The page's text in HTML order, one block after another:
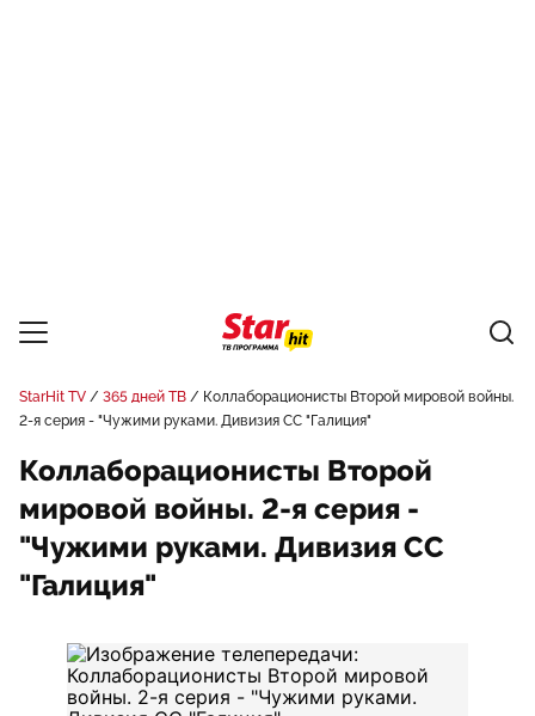
StarHit TV 365 дней ТВ
Коллаборационисты Второй мировой войны.
2-я серия - "Чужими руками. Дивизия СС "Галиция"
Коллаборационисты Второй
мировой войны. 2-я серия -
"Чужими руками. Дивизия СС
"Галиция"